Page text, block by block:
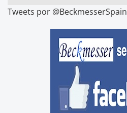
Tweets por @BeckmesserSpain